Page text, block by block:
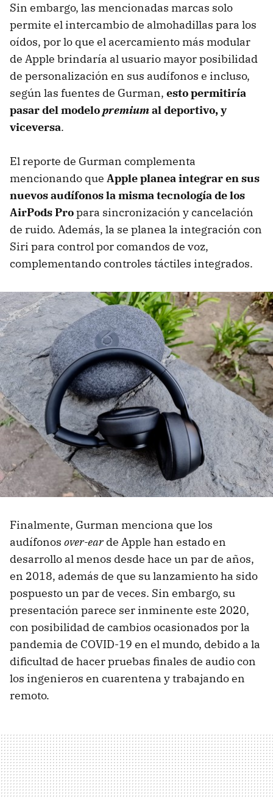
Sin embargo, las mencionadas marcas solo
permite el intercambio de almohadillas para los
oídos, por lo que el acercamiento más modular
de Apple brindaría al usuario mayor posibilidad
de personalización en sus audífonos e incluso,
según las fuentes de Gurman, esto permitiría
pasar del modelopremiumal deportivo, y
viceversa.
El reporte de Gurman complementa
mencionando que Apple planea integrar en sus
nuevos audífonos la misma tecnología de los
AirPods Propara sincronización y cancelación
de ruido. Además, la se planea la integración con
Siri para control por comandos de voz,
complementando controles táctiles integrados.
Finalmente, Gurman menciona que los
audífonos over-earde Apple han estado en
desarrollo al menos desde hace un par de años,
en 2018, además de que su lanzamiento ha sido
pospuesto un par de veces. Sin embargo, su
presentación parece ser inminente este 2020,
con posibilidad de cambios ocasionados por la
pandemia de COVID-19 en el mundo, debido a la
dificultad de hacer pruebas finales de audio con
los ingenieros en cuarentena y trabajando en
remoto.